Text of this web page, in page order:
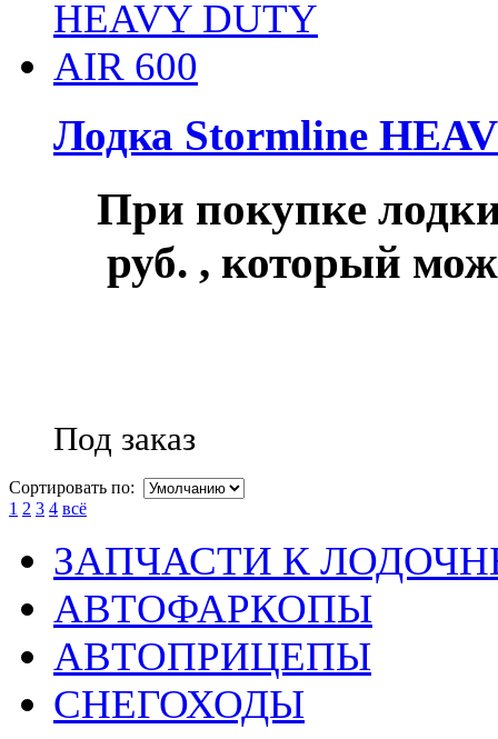
Лодка Stormline
При покупке
руб. , который
Под заказ
Сортировать по:
1 2 3 4 всё
ЗАПЧАСТИ К
АВТОФАРКОПЫ
АВТОПРИЦЕПЫ
СНЕГОХОДЫ